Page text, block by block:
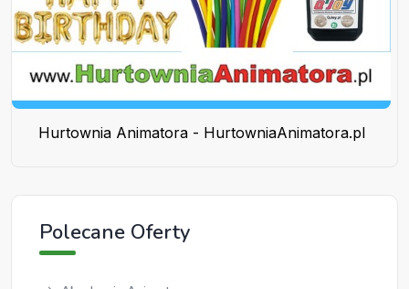
Hurtownia Animatora - HurtowniaAnimatora.pl
Polecane Oferty